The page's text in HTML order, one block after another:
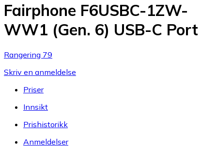
Fairphone F6USBC-1ZW-
WW1 (Gen. 6) USB-C Port
Rangering 79
Skriv en anmeldelse
Priser
Innsikt
Prishistorikk
Anmeldelser